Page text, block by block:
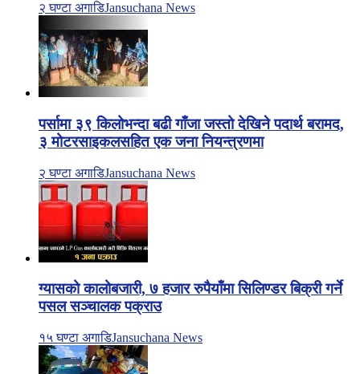
२ घण्टा अगाडिJansuchana News
पर्सामा ३९ किलोभन्दा बढी गाँजा जस्तो देखिने पदार्थ बरामद,
३ मोटरसाइकलसहित एक जना नियन्त्रणमा
२ घण्टा अगाडिJansuchana News
ग्यासको कालोबजारी, ७ हजार रुपैयाँमा सिलिण्डर बिक्री गर्ने
पसल सञ्चालक पक्राउ
१५ घण्टा अगाडिJansuchana News